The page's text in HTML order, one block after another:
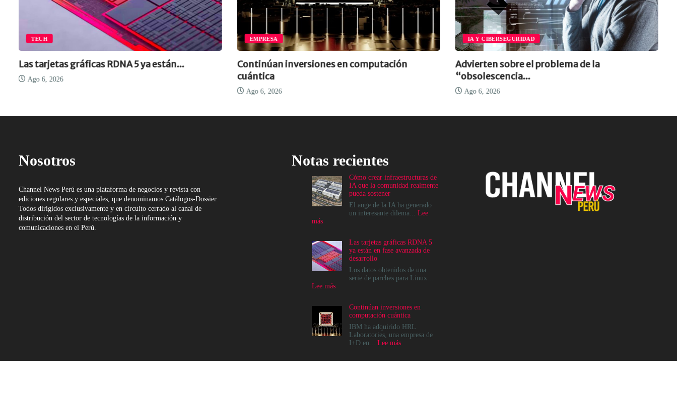
TECH
Las tarjetas gráficas RDNA 5 ya están...
Ago 6, 2026
EMPRESA
Continúan inversiones en computación
cuántica
Ago 6, 2026
IA Y CIBERSEGURIDAD
Advierten sobre el problema de la
“obsolescencia...
Ago 6, 2026
Nosotros
Channel News Perú es una plataforma de negocios y revista con
ediciones regulares y especiales, que denominamos Catálogos-Dossier.
Todos dirigidos exclusivamente y en circuito cerrado al canal de
distribución del sector de tecnologías de la información y
comunicaciones en el Perú.
Notas recientes
Cómo crear infraestructuras de
IA que la comunidad realmente
pueda sostener
El auge de la IA ha generado
un interesante dilema... Lee
más:
infraestructuras
de
IA
que
comunidad
Las tarjetas gráficas RDNA 5
ya están en fase avanzada de
desarrollo
Los datos obtenidos de una
serie de parches para Linux...
Lee más:
gráficas
RDNA
5
ya
Continúan inversiones en
computación cuántica
IBM ha adquirido HRL
Laboratories, una empresa de
I+D en... Lee más: